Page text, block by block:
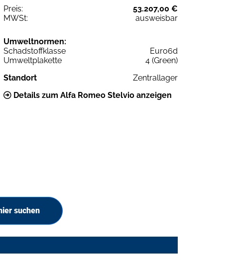
Preis:
53.207,00 €
MWSt:
ausweisbar
Umweltnormen:
Schadstoffklasse
Euro6d
Umweltplakette
4 (Green)
Standort
Zentrallager
Details zum Alfa Romeo Stelvio anzeigen
suchen